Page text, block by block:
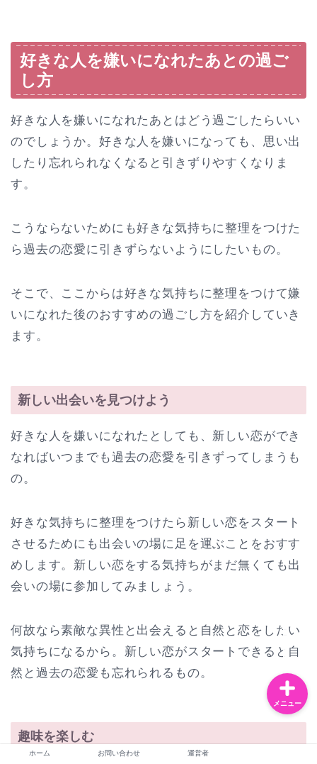
好きな人を嫌いになれたあとの過ご
し方
好きな人を嫌いになれたあとはどう過ごしたらいい
のでしょうか。好きな人を嫌いになっても、思い出
したり忘れられなくなると引きずりやすくなりま
す。
こうならないためにも好きな気持ちに整理をつけた
ら過去の恋愛に引きずらないようにしたいもの。
そこで、ここからは好きな気持ちに整理をつけて嫌
いになれた後のおすすめの過ごし方を紹介していき
ます。
新しい出会いを見つけよう
好きな人を嫌いになれたとしても、新しい恋ができ
なればいつまでも過去の恋愛を引きずってしまうも
の。
好きな気持ちに整理をつけたら新しい恋をスタート
させるためにも出会いの場に足を運ぶことをおすす
めします。新しい恋をする気持ちがまだ無くても出
会いの場に参加してみましょう。
何故なら素敵な異性と出会えると自然と恋をしたい
気持ちになるから。新しい恋がスタートできると自
然と過去の恋愛も忘れられるもの。
趣味を楽しむ
ホーム お問い合わせ 運営者
メニュー
運営者
ライフスタイル